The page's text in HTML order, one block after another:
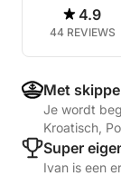
4.9
44 REVIEWS
Met
Je wordt
Kroatisch,
Super
Ivan is een